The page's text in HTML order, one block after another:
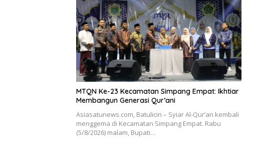
MTQN Ke-23 Kecamatan Simpang Empat: Ikhtiar
Membangun Generasi Qur’ani
Asiasatunews.com, Batulicin – Syiar Al-Qur’an kembali
menggema di Kecamatan Simpang Empat. Rabu
(5/8/2026) malam, Bupati…